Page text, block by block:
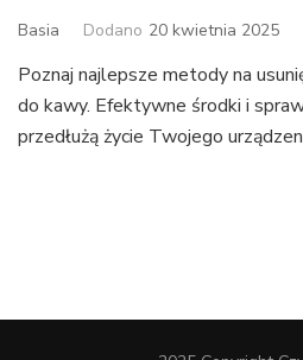
Basia Dodano 20 kwietnia 2025
Poznaj najlepsze metody na
do kawy. Efektywne środki i
przedłużą życie Twojego